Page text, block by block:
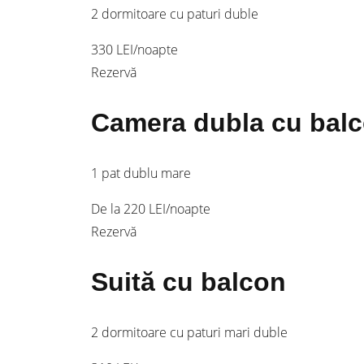
2 dormitoare cu paturi duble
330 LEI/noapte
Rezervă
Camera dubla cu
1 pat dublu mare
De la 220 LEI/noapte
Rezervă
Suită cu balcon
2 dormitoare cu paturi mari duble